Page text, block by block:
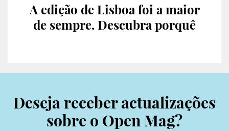
A edição de Lisboa foi a maior
de sempre. Descubra porquê
Deseja receber actualizações
sobre o Open Mag?